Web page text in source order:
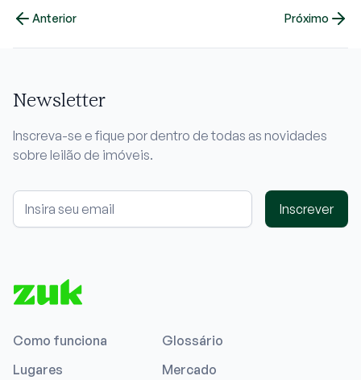
Anterior Próximo
Newsletter
Inscreva-se e fique por dentro de todas as novidades
sobre leilão de imóveis.
Inscrever
Como funciona
Glossário
Lugares
Mercado